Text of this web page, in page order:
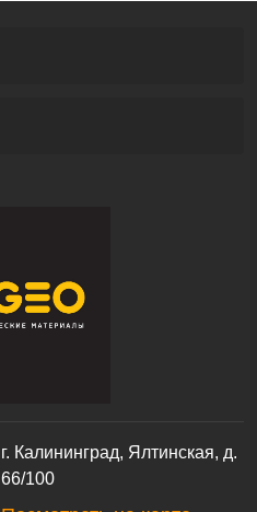
г. Калининград, Ялтинская, д.
66/100